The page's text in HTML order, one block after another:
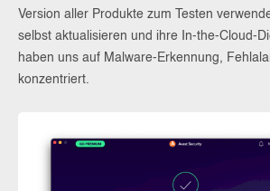
Version aller Produkte zum Testen
selbst aktualisieren und ihre In-the-Cloud-
haben uns auf Malware-Erkennung,
konzentriert.